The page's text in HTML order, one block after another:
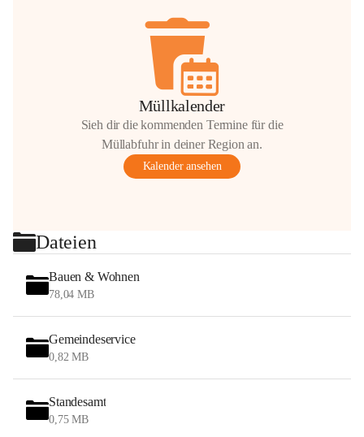
Müllkalender
Sieh dir die kommenden Termine für die
Müllabfuhr in deiner Region an.
Kalender ansehen
Dateien
Bauen & Wohnen
78,04 MB
Gemeindeservice
0,82 MB
Standesamt
0,75 MB